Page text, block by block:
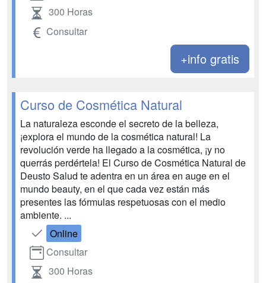
300 Horas
Consultar
+info gratis
Curso de Cosmética Natural
La naturaleza esconde el secreto de la belleza,
¡explora el mundo de la cosmética natural! La
revolución verde ha llegado a la cosmética, ¡y no
querrás perdértela! El Curso de Cosmética Natural de
Deusto Salud te adentra en un área en auge en el
mundo beauty, en el que cada vez están más
presentes las fórmulas respetuosas con el medio
ambiente. ...
Online
Consultar
300 Horas